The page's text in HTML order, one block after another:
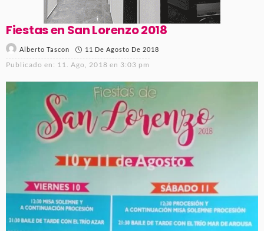
Fiestas en San Lorenzo 2018
Alberto Tascon 11 De Agosto De 2018
Publicado en: 11. Ago, 2018 en 3:03 pm